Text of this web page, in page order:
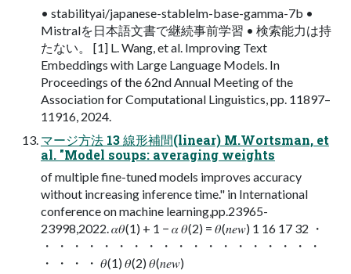
• stabilityai/japanese-stablelm-base-gamma-7b •
Mistralを日本語文書で継続事前学習 • 検索能力は持
たない。 [1] L. Wang, et al. Improving Text
Embeddings with Large Language Models. In
Proceedings of the 62nd Annual Meeting of the
Association for Computational Linguistics, pp. 11897–
11916, 2024.
マージ方法 13 線形補間(linear) M.Wortsman, et
al. "Model soups: averaging weights
of multiple fine-tuned models improves accuracy
without increasing inference time." in International
conference on machine learning,pp.23965-
23998,2022. 𝛼𝜃(1) + 1 − 𝛼 𝜃(2) = 𝜃(𝑛𝑒𝑤) 1 16 17 32 ・
・ ・ ・ ・ ・ ・ ・ ・ ・ ・ ・ ・ ・ ・ ・ ・ ・ ・ ・
・ ・ ・ ・ 𝜃(1) 𝜃(2) 𝜃(𝑛𝑒𝑤)